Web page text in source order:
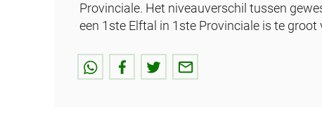
Provinciale. Het niveauverschil tussen
een 1ste Elftal in 1ste Provinciale is te groot